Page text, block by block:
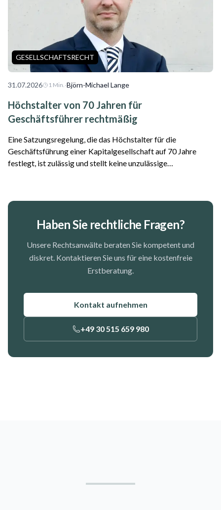
GESELLSCHAFTSRECHT
31.07.2026 1 Min.·Björn-Michael Lange
Höchstalter von 70 Jahren für
Geschäftsführer rechtmäßig
Eine Satzungsregelung, die das Höchstalter für die
Geschäftsführung einer Kapitalgesellschaft auf 70 Jahre
festlegt, ist zulässig und stellt keine unzulässige
Haben Sie rechtliche Fragen?
Unsere Rechtsanwälte beraten Sie kompetent und
diskret. Kontaktieren Sie uns für eine kostenfreie
Erstberatung.
Kontakt aufnehmen
+49 30 515 659 980